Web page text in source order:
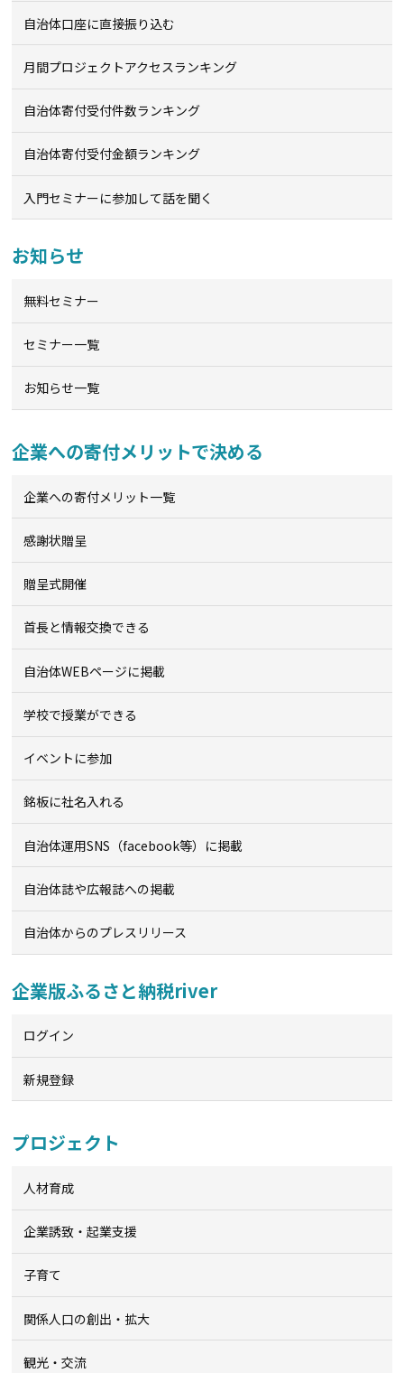
自治体口座に直接振り込む
月間プロジェクトアクセスランキング
自治体寄付受付件数ランキング
自治体寄付受付金額ランキング
入門セミナーに参加して話を聞く
お知らせ
無料セミナー
セミナー一覧
お知らせ一覧
企業への寄付メリットで決める
企業への寄付メリット一覧
感謝状贈呈
贈呈式開催
首長と情報交換できる
自治体WEBページに掲載
学校で授業ができる
イベントに参加
銘板に社名入れる
自治体運用SNS（facebook等）に掲載
自治体誌や広報誌への掲載
自治体からのプレスリリース
企業版ふるさと納税river
ログイン
新規登録
プロジェクト
人材育成
企業誘致・起業支援
子育て
関係人口の創出・拡大
観光・交流